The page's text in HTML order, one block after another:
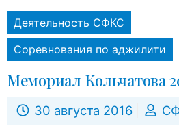
Деятельность СФКС
Соревнования по аджилити
Мемориал Кольчатова
30 августа 2016